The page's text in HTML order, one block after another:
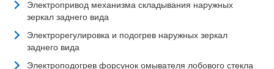
Электропривод механизма складывания наружных
зеркал заднего вида
Электрорегулировка и подогрев наружных зеркал
заднего вида
Электроподогрев форсунок омывателя лобового стекла